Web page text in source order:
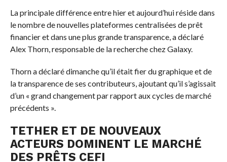
La principale différence entre hier et aujourd’hui réside dans
le nombre de nouvelles plateformes centralisées de prêt
financier et dans une plus grande transparence, a déclaré
Alex Thorn, responsable de la recherche chez Galaxy.
Thorn a déclaré dimanche qu’il était fier du graphique et de
la transparence de ses contributeurs, ajoutant qu’il s’agissait
d’un « grand changement par rapport aux cycles de marché
précédents ».
TETHER ET DE NOUVEAUX
ACTEURS DOMINENT LE MARCHÉ
DES PRÊTS CEFI